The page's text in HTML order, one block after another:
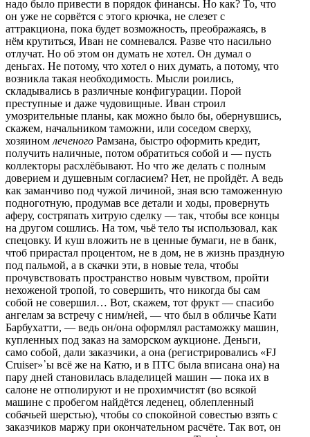
надо было привести в порядок финансы. Но как? То, что
он уже не сорвётся с этого крючка, не слезет с
аттракциона, пока будет возможность, преображаясь, в
нём крутиться, Иван не сомневался. Разве что насильно
отлучат. Но об этом он думать не хотел. Он думал о
деньгах. Не потому, что хотел о них думать, а потому, что
возникла такая необходимость. Мысли роились,
складывались в различные конфигурации. Порой
преступные и даже чудовищные. Иван строил
умозрительные планы, как можно было бы, обернувшись,
скажем, начальником таможни, или соседом сверху,
хозяином леченого Рамзана, быстро оформить кредит,
получить наличные, потом обратиться собой и — пусть
коллекторы расхлёбывают. Но что же делать с полным
доверием и душевным согласием? Нет, не пройдёт. А ведь
как заманчиво под чужой личиной, зная всю таможенную
подноготную, продумав все детали и ходы, провернуть
аферу, состряпать хитрую сделку — так, чтобы все концы
на другом сошлись. На том, чьё тело ты использовал, как
спецовку. И куш вложить не в ценные бумаги, не в банк,
чтоб прирастал процентом, не в дом, не в жизнь праздную
под пальмой, а в скачки эти, в новые тела, чтобы
прочувствовать пространство новым чувством, пройти
нехоженой тропой, то совершить, что никогда бы сам
собой не совершил… Вот, скажем, тот фрукт — спасибо
ангелам за встречу с ним/ней, — что был в обличье Кати
Барбухатти, — ведь он/она оформлял растаможку машин,
купленных под заказ на заморском аукционе. Деньги,
само собой, дали заказчики, а она (регистрировались «FJ
Cruiser»᾽ы всё же на Катю, и в ПТС была вписана она) на
пару дней становилась владелицей машин — пока их в
салоне не отполируют и не прохимчистят (во всякой
машине с пробегом найдётся леденец, облепленный
собачьей шерстью), чтобы со спокойной совестью взять с
заказчиков маржу при окончательном расчёте. Так вот, он